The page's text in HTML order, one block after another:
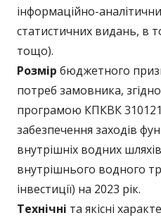
інформаційно-
статистичних видань, в
тощо).
Розмір бюджетного
потреб замовника,
програмою КПКВК
забезпечення заходів
внутрішніх водних
внутрішнього водного
інвестиції) на 2023 рік.
Технічні та якісні